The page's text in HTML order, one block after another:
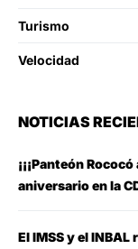
Turismo
Velocidad
NOTICIAS
¡¡¡Panteón
aniversario en la
El IMSS y el